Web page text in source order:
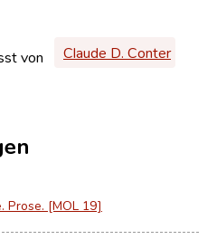
von Claude D. Conter
Prose. [MOL 19]